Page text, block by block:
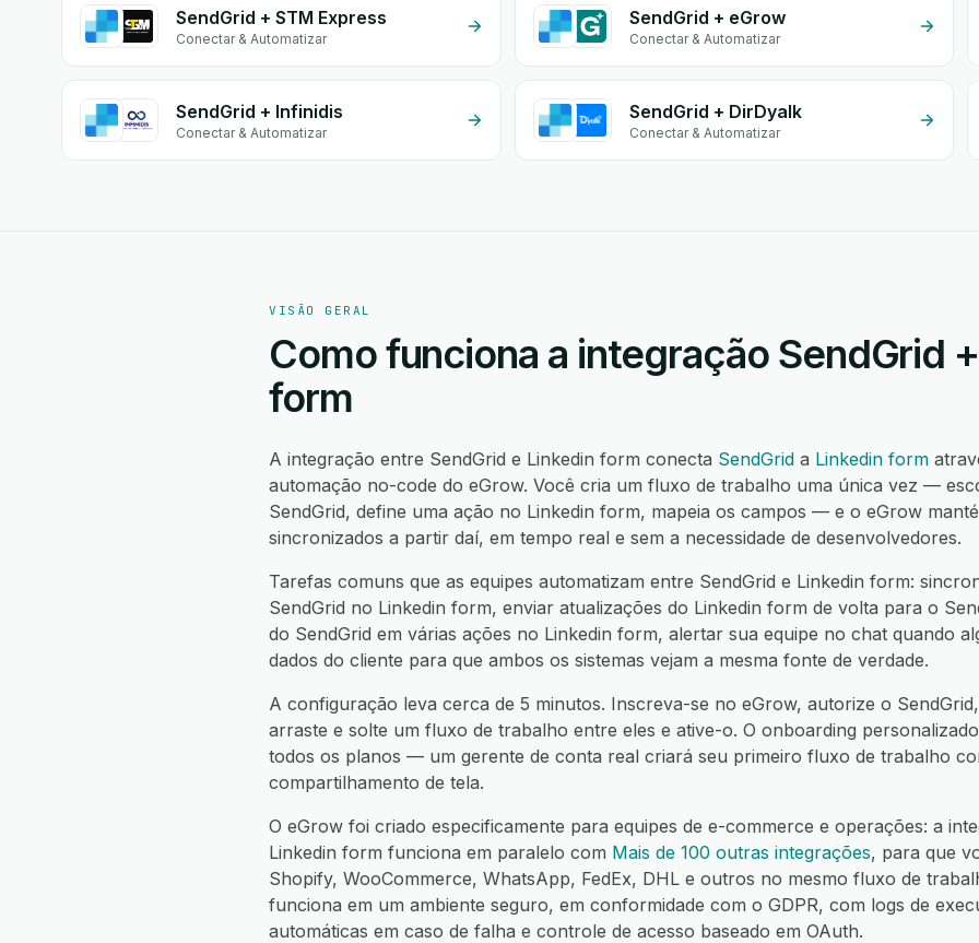
SendGrid + STM Express
Conectar & Automatizar
SendGrid + eGrow
Conectar & Automatizar
SendGrid + Infinidis
Conectar & Automatizar
SendGrid + DirDyalk
Conectar & Automatizar
VISÃO GERAL
Como funciona a integração SendGrid
form
A integração entre SendGrid e Linkedin form conecta SendGrid a Linkedin form
automação no-code do eGrow. Você cria um fluxo de trabalho uma única vez —
SendGrid, define uma ação no Linkedin form, mapeia os campos — e o eGrow
sincronizados a partir daí, em tempo real e sem a necessidade de desenvolvedores.
Tarefas comuns que as equipes automatizam entre SendGrid e Linkedin form:
SendGrid no Linkedin form, enviar atualizações do Linkedin form de volta para o
do SendGrid em várias ações no Linkedin form, alertar sua equipe no chat quando
dados do cliente para que ambos os sistemas vejam a mesma fonte de verdade.
A configuração leva cerca de 5 minutos. Inscreva-se no eGrow, autorize o
arraste e solte um fluxo de trabalho entre eles e ative-o. O onboarding
todos os planos — um gerente de conta real criará seu primeiro fluxo de trabalho
compartilhamento de tela.
O eGrow foi criado especificamente para equipes de e-commerce e operações: a
Linkedin form funciona em paralelo com Mais de 100 outras integrações, para que
Shopify, WooCommerce, WhatsApp, FedEx, DHL e outros no mesmo fluxo de
funciona em um ambiente seguro, em conformidade com o GDPR, com logs de
automáticas em caso de falha e controle de acesso baseado em OAuth.